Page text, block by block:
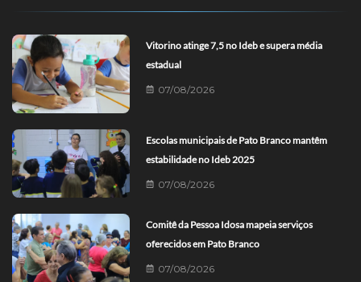
Vitorino atinge 7,5 no Ideb e supera média
estadual
07/08/2026
Escolas municipais de Pato Branco mantêm
estabilidade no Ideb 2025
07/08/2026
Comitê da Pessoa Idosa mapeia serviços
oferecidos em Pato Branco
07/08/2026